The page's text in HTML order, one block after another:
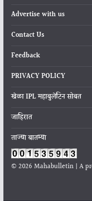
Advertise with us
Contact Us
Feedback
PRIVACY POLICY
खेळा IPL महाबुलेटिन सोबत
जाहिरात
ताज्या बातम्या
© 2026 Mahabulletin | A